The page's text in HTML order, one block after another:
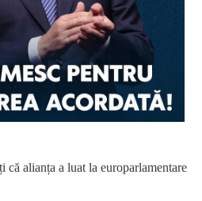
că alianța a luat la europarlamentare